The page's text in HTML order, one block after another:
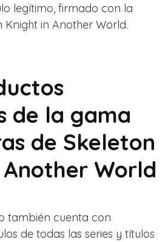
legítimo, firmado con la
in Another World.
de la gama
de Skeleton
World
también cuenta con
de todas las series y títulos